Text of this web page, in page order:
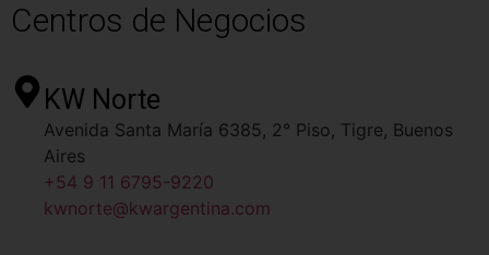
Centros de Negocios
KW Norte
Avenida Santa María 6385, 2° Piso, Tigre, Buenos
Aires
+54 9 11 6795-9220
kwnorte@kwargentina.com